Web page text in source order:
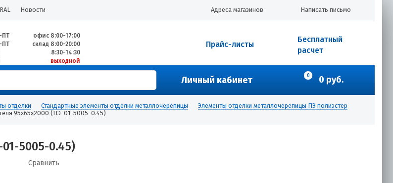
RAL Новости Написать письмо
Адреса магазинов
ПТ
офис 8:00-17:00
ПТ
склад 8:00-20:00
8:30-14:30
выходной
Бесплатный
расчет
Прайс-листы
Личный кабинет 0 0 руб.
отделки Стандартные элементы отделки металлочерепицы
Элементы отделки металлочерепицы ПЭ полиэстер
95х65х2000 (ПЭ-01-5005-0.45)
5005-0.45)
Сравнить